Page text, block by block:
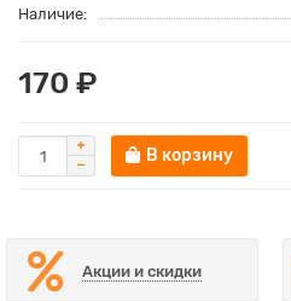
Наличие:
170 ₽
В корзину
Акции и скидки